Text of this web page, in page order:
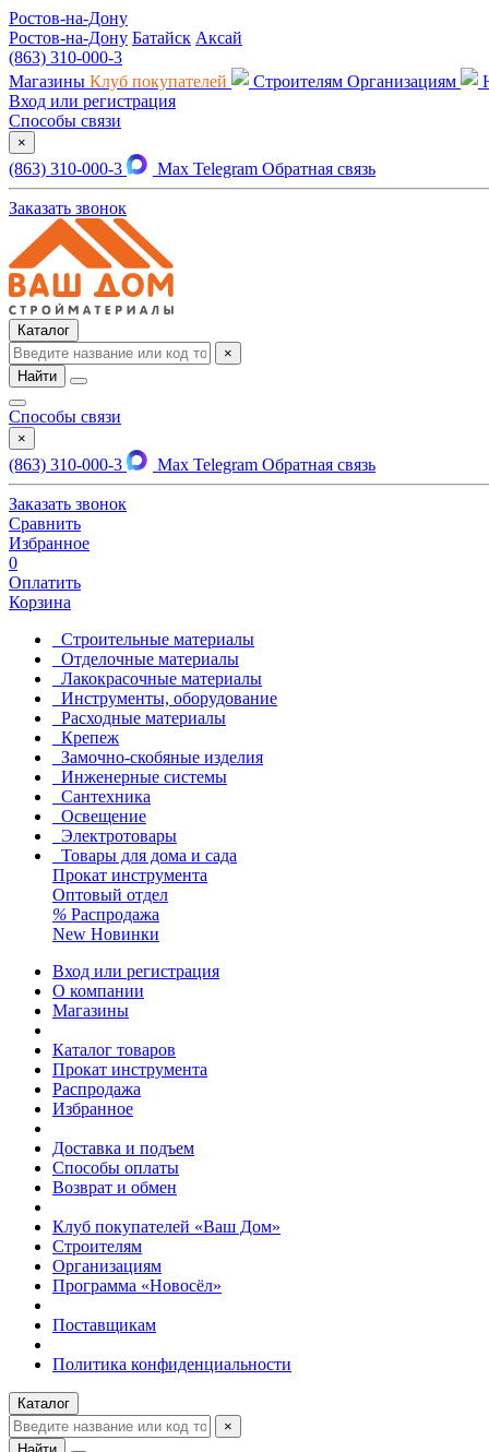
Ростов-на-Дону
Ростов-на-Дону Батайск Аксай
(863) 310-000-3
Магазины Клуб покупателей Строителям Организациям
Вход или регистрация
Способы связи
×
(863) 310-000-3 Max Telegram Обратная связь
Заказать звонок
Каталог
×
Найти
Способы связи
×
(863) 310-000-3 Max Telegram Обратная связь
Заказать звонок
Сравнить
Избранное
0
Оплатить
Корзина
Строительные материалы
Отделочные материалы
Лакокрасочные материалы
Инструменты, оборудование
Расходные материалы
Крепеж
Замочно-скобяные изделия
Инженерные системы
Сантехника
Освещение
Электротовары
Товары для дома и сада
Прокат инструмента
Оптовый отдел
% Распродажа
New Новинки
Вход или регистрация
О компании
Магазины
Каталог товаров
Прокат инструмента
Распродажа
Избранное
Доставка и подъем
Способы оплаты
Возврат и обмен
Клуб покупателей «Ваш Дом»
Строителям
Организациям
Программа «Новосёл»
Поставщикам
Политика конфиденциальности
Каталог
×